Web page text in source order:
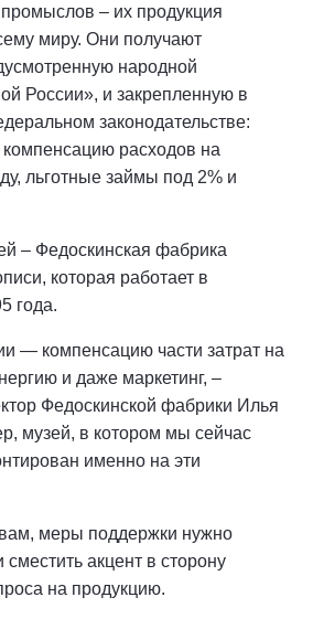
– их продукция
миру. Они получают
народной
России», и закрепленную в
законодательстве:
расходов на
льготные займы под 2% и
– Федоскинская фабрика
которая работает в
года.
— компенсацию части затрат на
и даже маркетинг, –
Федоскинской фабрики Илья
музей, в котором мы сейчас
именно на эти
меры поддержки нужно
акцент в сторону
на продукцию.